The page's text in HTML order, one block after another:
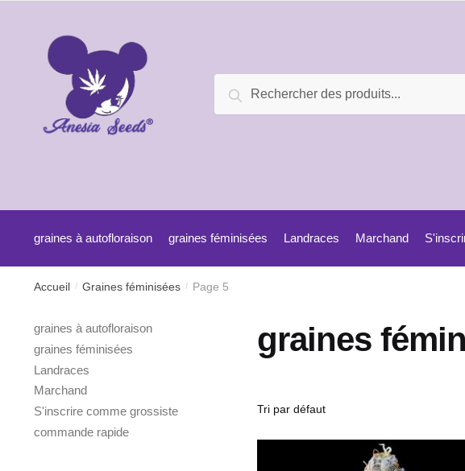
Recherche
graines à autofloraison graines féminisées Landraces Marchand
Accueil / Graines féminisées / Page 5
graines
graines à autofloraison
graines féminisées
Landraces
Marchand
S'inscrire comme grossiste
commande rapide